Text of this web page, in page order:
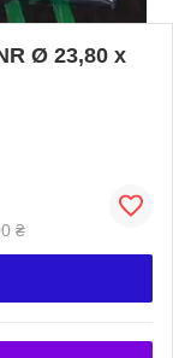
Ø 23,80 x
₴